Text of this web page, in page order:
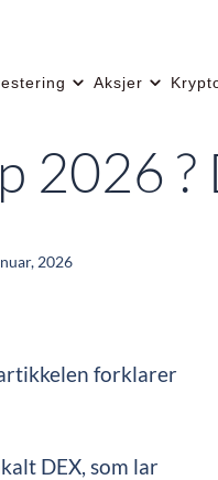
Aksjer
2026
2026
artikkelen forklarer
DEX, som lar